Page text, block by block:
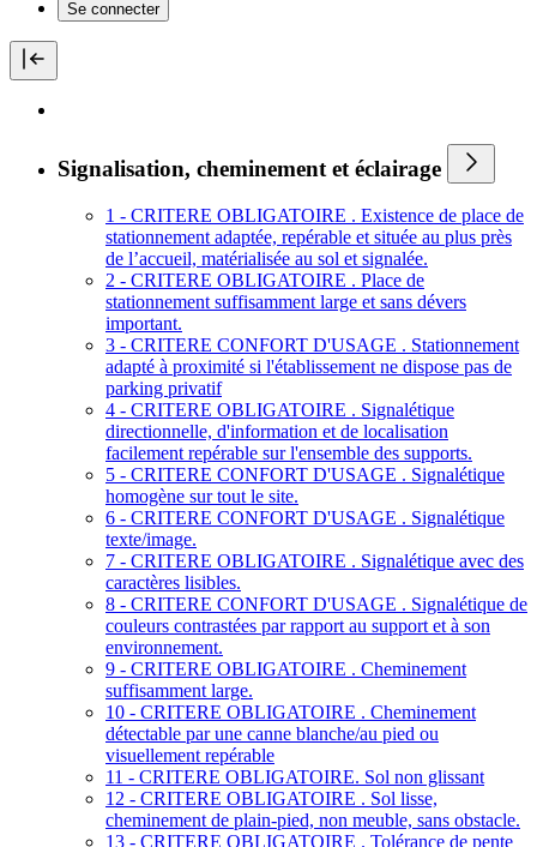
Se connecter
Signalisation, cheminement et éclairage
1 - CRITERE OBLIGATOIRE . Existence de place de
stationnement adaptée, repérable et située au plus près
de l’accueil, matérialisée au sol et signalée.
2 - CRITERE OBLIGATOIRE . Place de
stationnement suffisamment large et sans dévers
important.
3 - CRITERE CONFORT D'USAGE . Stationnement
adapté à proximité si l'établissement ne dispose pas de
parking privatif
4 - CRITERE OBLIGATOIRE . Signalétique
directionnelle, d'information et de localisation
facilement repérable sur l'ensemble des supports.
5 - CRITERE CONFORT D'USAGE . Signalétique
homogène sur tout le site.
6 - CRITERE CONFORT D'USAGE . Signalétique
texte/image.
7 - CRITERE OBLIGATOIRE . Signalétique avec des
caractères lisibles.
8 - CRITERE CONFORT D'USAGE . Signalétique de
couleurs contrastées par rapport au support et à son
environnement.
9 - CRITERE OBLIGATOIRE . Cheminement
suffisamment large.
10 - CRITERE OBLIGATOIRE . Cheminement
détectable par une canne blanche/au pied ou
visuellement repérable
11 - CRITERE OBLIGATOIRE. Sol non glissant
12 - CRITERE OBLIGATOIRE . Sol lisse,
cheminement de plain-pied, non meuble, sans obstacle.
13 - CRITERE OBLIGATOIRE . Tolérance de pente